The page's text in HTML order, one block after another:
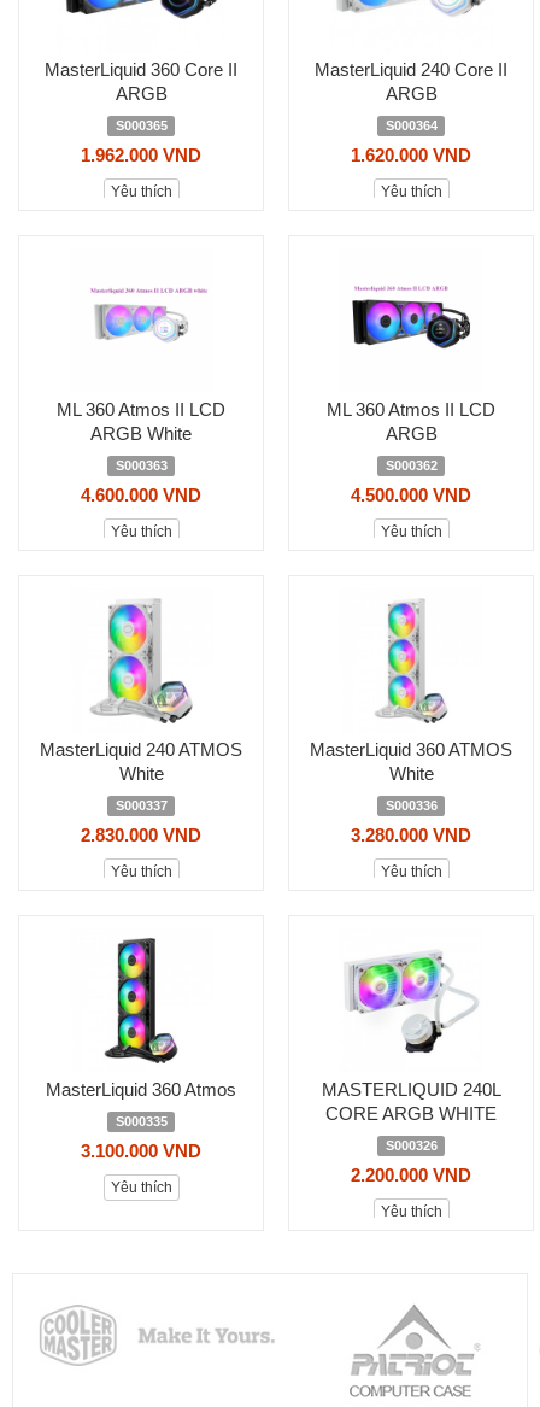
MasterLiquid 360 Core II
ARGB
S000365
1.962.000 VND
Yêu thích
MasterLiquid 240 Core II
ARGB
S000364
1.620.000 VND
Yêu thích
ML 360 Atmos II LCD
ARGB White
S000363
4.600.000 VND
Yêu thích
ML 360 Atmos II LCD
ARGB
S000362
4.500.000 VND
Yêu thích
MasterLiquid 240 ATMOS
White
S000337
2.830.000 VND
Yêu thích
MasterLiquid 360 ATMOS
White
S000336
3.280.000 VND
Yêu thích
MasterLiquid 360 Atmos
S000335
3.100.000 VND
Yêu thích
MASTERLIQUID 240L
CORE ARGB WHITE
S000326
2.200.000 VND
Yêu thích